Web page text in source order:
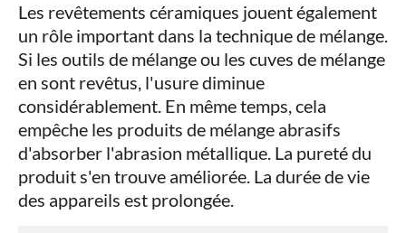
Les revêtements céramiques jouent également
un rôle important dans la technique de mélange.
Si les outils de mélange ou les cuves de mélange
en sont revêtus, l'usure diminue
considérablement. En même temps, cela
empêche les produits de mélange abrasifs
d'absorber l'abrasion métallique. La pureté du
produit s'en trouve améliorée. La durée de vie
des appareils est prolongée.